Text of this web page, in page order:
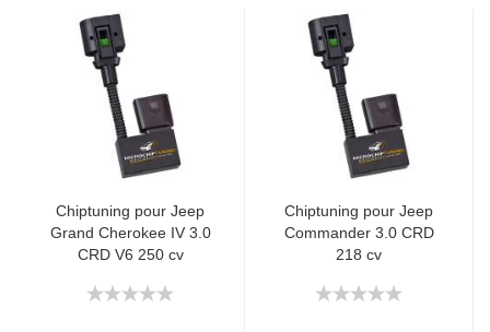
Chiptuning pour Jeep
Grand Cherokee IV 3.0
CRD V6 250 cv
Chiptuning pour Jeep
Commander 3.0 CRD
218 cv